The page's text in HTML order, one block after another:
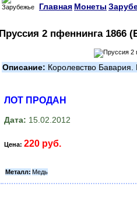
Главная Монеты
Пруссия 2 пфеннинга 1866
Описание: Королевство
ЛОТ ПРОДАН
Дата: 15.02.2012
Цена: 220 руб.
Металл: Медь